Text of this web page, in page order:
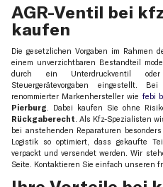
AGR-Ventil bei
kaufen
Die gesetzlichen Vorgaben im Rahmen
einem unverzichtbaren Bestandteil
durch ein Unterdruckventil
Steuergerätevorgaben eingestellt.
renommierter Markenhersteller wie febi
Pierburg. Dabei kaufen Sie ohne
Rückgaberecht. Als Kfz-Spezialisten
bei anstehenden Reparaturen
Logistik so optimiert, dass gekaufte
verpackt und versendet werden. Wir
Seite. Kontaktieren Sie einfach unseren